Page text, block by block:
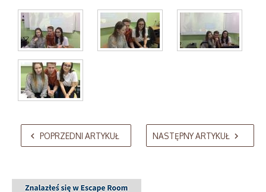
AdmirorGallery 5.2.0, author/sVasiljevski Kekeljevic.
POPRZEDNI ARTYKUŁ NASTĘPNY ARTYKUŁ